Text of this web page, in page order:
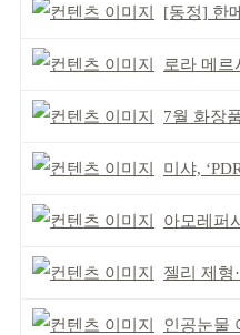
[동정] 한메
로라 메르시
7월 화장
미샤,
아모레퍼시
젤리 제형·안
인공눈물 아